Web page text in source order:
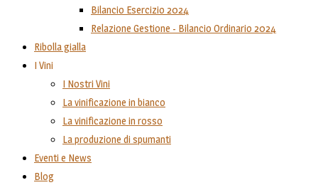
Bilancio Esercizio 2024
Relazione Gestione - Bilancio Ordinario 2024
Ribolla gialla
I Vini
I Nostri Vini
La vinificazione in bianco
La vinificazione in rosso
La produzione di spumanti
Eventi e News
Blog